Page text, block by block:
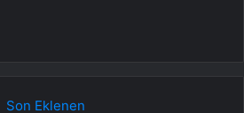
Son Eklenen